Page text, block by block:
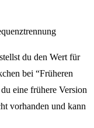
du den Wert für
bei “Früheren
eine frühere Version
vorhanden und kann